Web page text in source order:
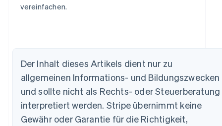
vereinfachen.
Der Inhalt dieses Artikels dient nur zu
allgemeinen Informations- und Bildungszwecken
und sollte nicht als Rechts- oder Steuerberatung
interpretiert werden. Stripe übernimmt keine
Gewähr oder Garantie für die Richtigkeit,
Australien
English
Belgien
NederlandsFrançaisDeutschEnglish
Brasilien